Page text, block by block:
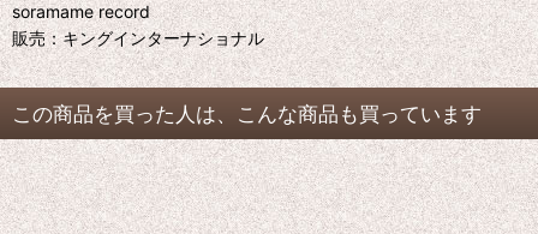
soramame record
販売：キングインターナショナル
この商品を買った人は、こんな商品も買っています